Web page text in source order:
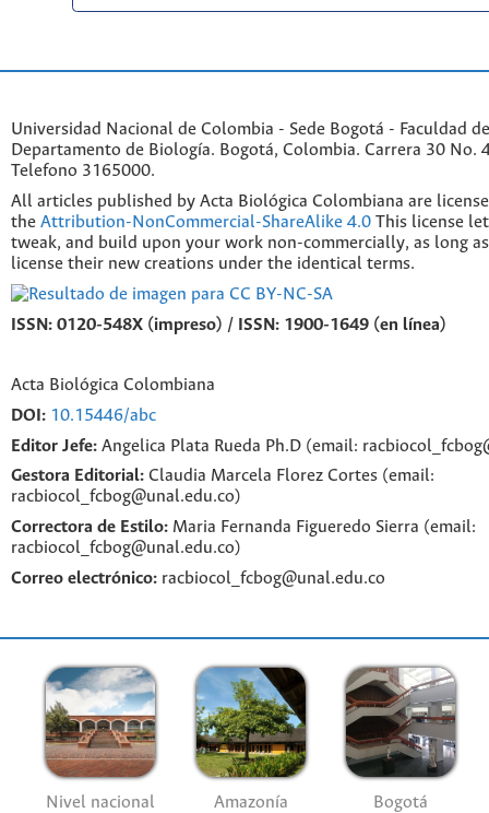
Universidad Nacional de Colombia - Sede Bogotá - Faculdad
Departamento de Biología. Bogotá, Colombia. Carrera 30 No.
Telefono 3165000.
All articles published by Acta Biológica Colombiana are
the Attribution-NonCommercial-ShareAlike 4.0 This license
tweak, and build upon your work non-commercially, as long
license their new creations under the identical terms.
ISSN: 0120-548X (impreso) / ISSN: 1900-1649 (en línea)
Acta Biológica Colombiana
DOI: 10.15446/abc
Editor Jefe: Angelica Plata Rueda Ph.D (email:
Gestora Editorial: Claudia Marcela Florez Cortes (email:
racbiocol_fcbog@unal.edu.co)
Correctora de Estilo: Maria Fernanda Figueredo Sierra (email:
racbiocol_fcbog@unal.edu.co)
Correo electrónico: racbiocol_fcbog@unal.edu.co
Nivel nacional Amazonía Bogotá